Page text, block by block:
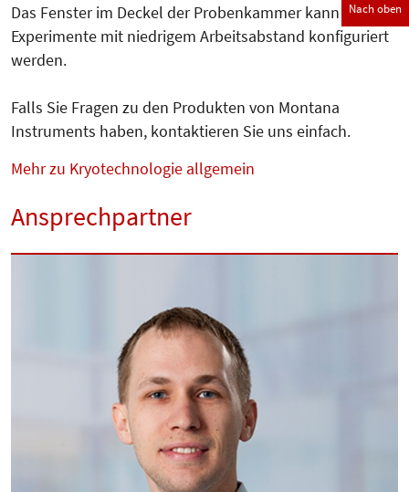
Das Fenster im Deckel der Probenkammer kann für
Experimente mit niedrigem Ar­beitsabstand konfiguriert
werden.
Falls Sie Fragen zu den Produkten von Montana
Instruments haben, kontaktieren Sie uns einfach.
Mehr zu Kryotechnologie allgemein
Ansprechpartner
Nach oben